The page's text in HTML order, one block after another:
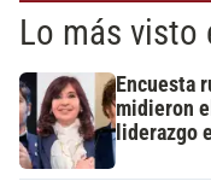
Lo más visto
Encuesta
midieron
liderazgo